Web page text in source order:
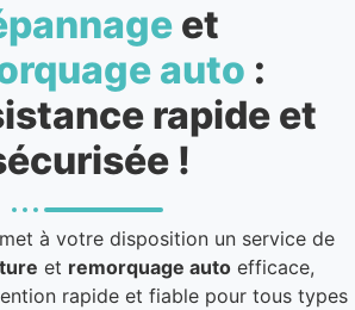
et
auto :
rapide et
!
à votre disposition un service de
et remorquage auto efficace,
rapide et fiable pour tous types